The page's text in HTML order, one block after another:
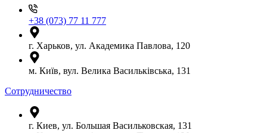
+38 (073) 77 11 777
г. Харьков, ул. Академика Павлова, 120
м. Київ, вул. Велика Васильківська, 131
Сотрудничество
г. Киев, ул. Большая Васильковская, 131